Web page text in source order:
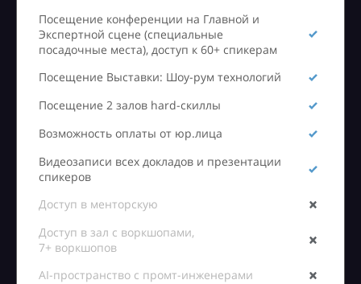
Посещение конференции на Главной и
Экспертной сцене (специальные
посадочные места), доступ к 60+ спикерам
Посещение Выставки: Шоу-рум технологий
Посещение 2 залов hard-скиллы
Возможность оплаты от юр.лица
Видеозаписи всех докладов и презентации
спикеров
Доступ в менторскую
Доступ в зал с воркшопами,
7+ воркшопов
AI-пространство с промт-инженерами